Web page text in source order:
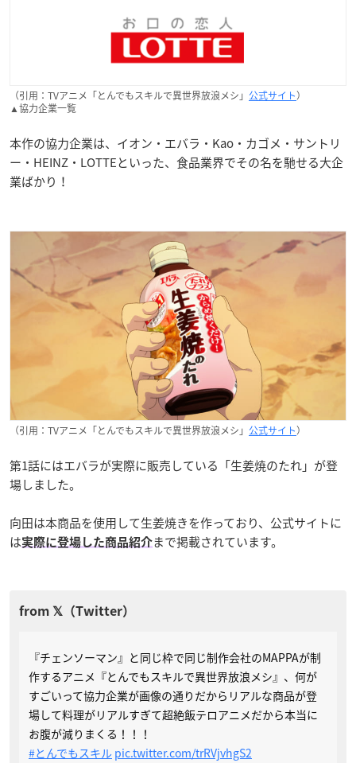
（引用：TVアニメ「とんでもスキルで異世界放浪メシ」 公式サイト）
▲協力企業一覧
本作の協力企業は、イオン・エバラ・Kao・カゴメ・サントリ
ー・HEINZ・LOTTEといった、食品業界でその名を馳せる大企
業ばかり！
（引用：TVアニメ「とんでもスキルで異世界放浪メシ」 公式サイト）
第1話にはエバラが実際に販売している「生姜焼のたれ」が登
場しました。
向田は本商品を使用して生姜焼きを作っており、公式サイトに
は実際に登場した商品紹介まで掲載されています。
『チェンソーマン』と同じ枠で同じ制作会社のMAPPAが制
作するアニメ『とんでもスキルで異世界放浪メシ』、何が
すごいって協力企業が画像の通りだからリアルな商品が登
場して料理がリアルすぎて超絶飯テロアニメだから本当に
お腹が減りまくる！！！
#とんでもスキル pic.twitter.com/trRVjvhgS2